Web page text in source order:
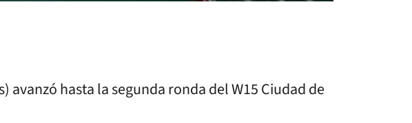
avanzó hasta la segunda ronda del W15 Ciudad de